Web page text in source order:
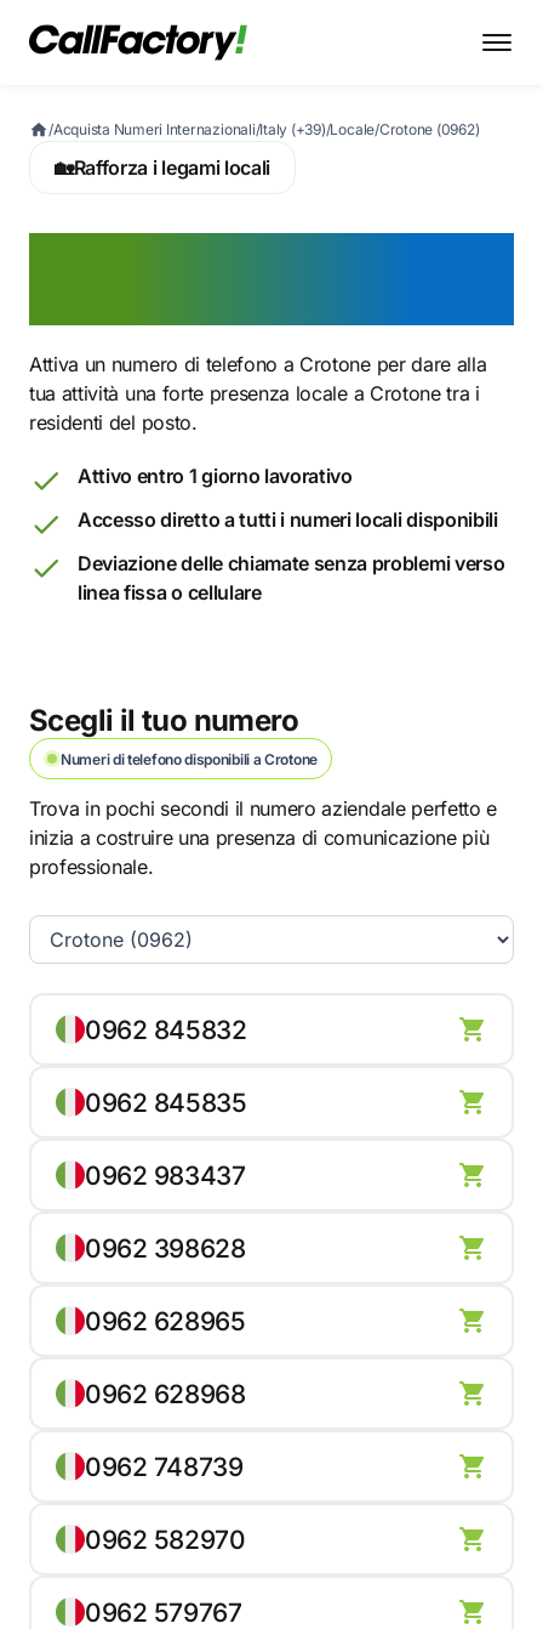
/Acquista Numeri Internazionali/Italy (+39)/Locale/Crotone (0962)
🏡Rafforza i legami locali
Attiva un numero di telefono a Crotone per dare alla
tua attività una forte presenza locale a Crotone tra i
residenti del posto.
Attivo entro 1 giorno lavorativo
Accesso diretto a tutti i numeri locali disponibili
Deviazione delle chiamate senza problemi verso
linea fissa o cellulare
Scegli il tuo numero
Numeri di telefono disponibili a Crotone
Trova in pochi secondi il numero aziendale perfetto e
inizia a costruire una presenza di comunicazione più
professionale.
0962 845832
0962 845835
0962 983437
0962 398628
0962 628965
0962 628968
0962 748739
0962 582970
0962 579767